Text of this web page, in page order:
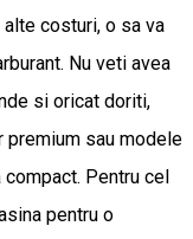
costuri, o sa va
Nu veti avea
si oricat doriti,
sau modele
Pentru cel
pentru o